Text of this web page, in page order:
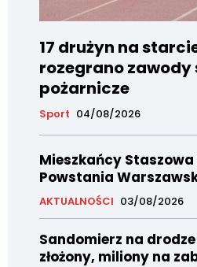
17 drużyn na
rozegrano
pożarnicze
Sport 04/08/2026
Mieszkańcy
Powstania
AKTUALNOŚCI 03/08/2026
Sandomierz na drodze
złożony, miliony na